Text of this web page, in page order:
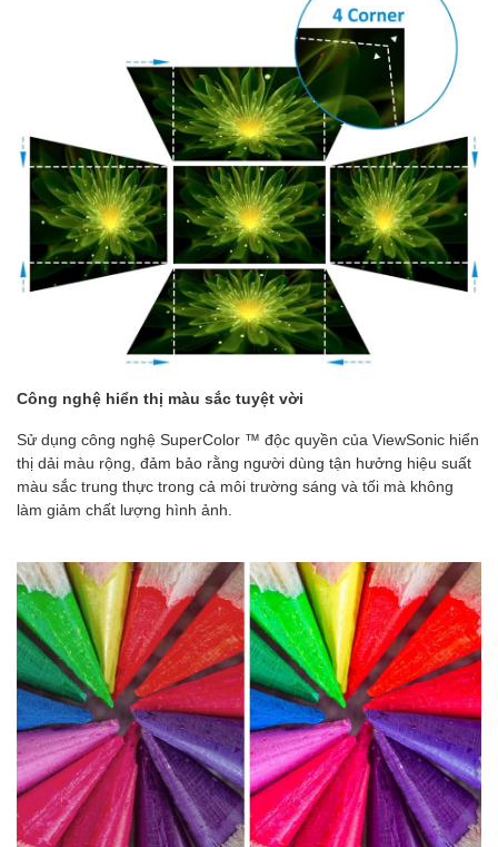
Công nghệ hiển thị màu sắc tuyệt vời
Sử dụng công nghệ SuperColor ™ độc quyền của ViewSonic hiển
thị dải màu rộng, đảm bảo rằng người dùng tận hưởng hiệu suất
màu sắc trung thực trong cả môi trường sáng và tối mà không
làm giảm chất lượng hình ảnh.